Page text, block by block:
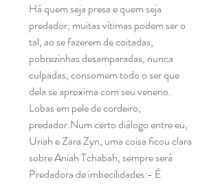
Há quem seja presa e quem seja
predador, muitas vítimas podem ser o
tal, ao se fazerem de coitadas,
pobrezinhas desamparadas, nunca
culpadas, consomem todo o ser que
dela se aproxima com seu veneno.
Lobas em pele de cordeiro,
predador.Num certo diálogo entre eu,
Uriah e Zara Zyn, uma coisa ficou clara
sobre Aniah Tchabah, sempre será
Predadora de imbecilidades:- É